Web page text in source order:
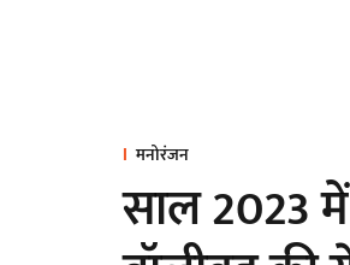
मनोरंजन
साल 2023